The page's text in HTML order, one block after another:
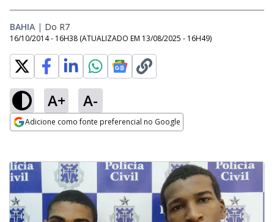
BAHIA | Do R7
16/10/2014 - 16H38 (ATUALIZADO EM 13/08/2025 - 16H49)
A+ A-
Adicione como fonte preferencial no Google